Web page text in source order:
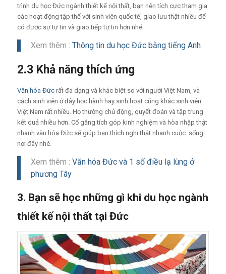
trình du học Đức ngành thiết kế nội thất, bạn nên tích cực tham gia
các hoạt động tập thể với sinh viên quốc tế, giao lưu thật nhiều để
có được sự tự tin và giao tiếp tự tin hơn nhé.
Xem thêm : Thông tin du học Đức bằng tiếng Anh
2.3 Khả năng thích ứng
Văn hóa Đứcrất đa dạng và khác biệt so với người Việt Nam, và
cách sinh viên ở đây học hành hay sinh hoạt cũng khác sinh viên
Việt Nam rất nhiều. Họ thường chủ động, quyết đoán và tập trung
kết quả nhiều hơn. Cố gắng tích góp kinh nghiệm và hòa nhập thật
nhanh văn hóa Đức sẽ giúp bạn thích nghi thật nhanh cuộc sống
nơi đây nhé.
Xem thêm : Văn hóa Đức và 1 số điều lạ lùng ở
phương Tây
3. Bạn sẽ học những gì khi du học ngành
thiết kế nội thất tại Đức